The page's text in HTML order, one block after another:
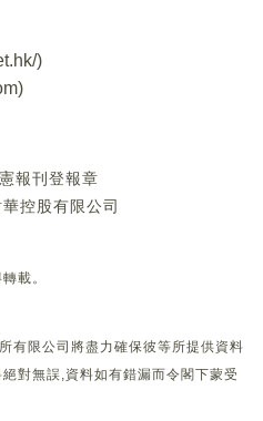
)
)
報刊登報章
控股有限公司
載。
有限公司將盡力確保彼等所提供資料
對無誤,資料如有錯漏而令閣下蒙受